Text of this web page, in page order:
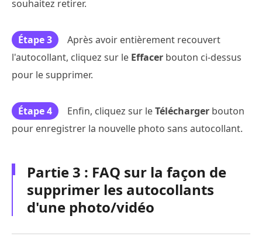
souhaitez retirer.
Étape 3
Après avoir entièrement recouvert
l'autocollant, cliquez sur le Effacer bouton ci-dessus
pour le supprimer.
Étape 4 Enfin, cliquez sur leTélécharger bouton
pour enregistrer la nouvelle photo sans autocollant.
Partie 3 : FAQ sur la façon de
supprimer les autocollants
d'une photo/vidéo